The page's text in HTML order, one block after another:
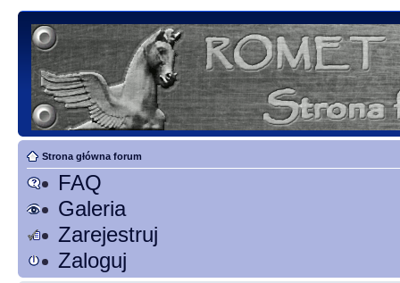
Strona główna forum
FAQ
Galeria
Zarejestruj
Zaloguj